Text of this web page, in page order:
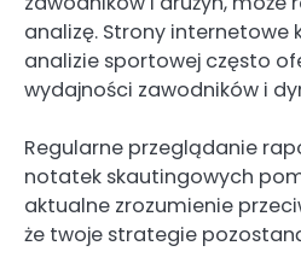
analizę. Strony internetowe
analizie sportowej często
wydajności zawodników i
Regularne przeglądanie
notatek skautingowych
aktualne zrozumienie
że twoje strategie